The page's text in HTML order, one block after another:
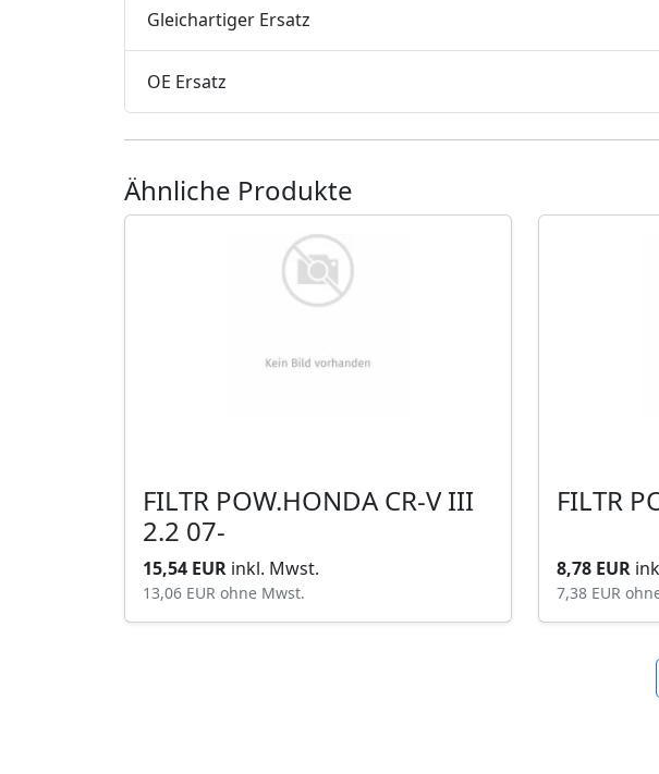
Gleichartiger Ersatz
OE Ersatz
Ähnliche Produkte
FILTR POW.HONDA CR-V III
2.2 07-
15,54 EUR inkl. Mwst.
13,06 EUR ohne Mwst.
FILTR
8,78 EUR
7,38 EUR